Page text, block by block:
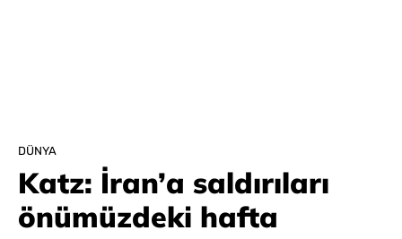
DÜNYA
Katz: İran’a saldırıları
önümüzdeki hafta